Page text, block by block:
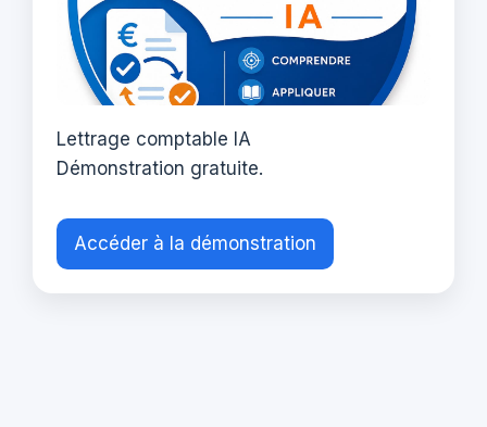
Lettrage comptable IA
Démonstration gratuite.
Accéder à la démonstration